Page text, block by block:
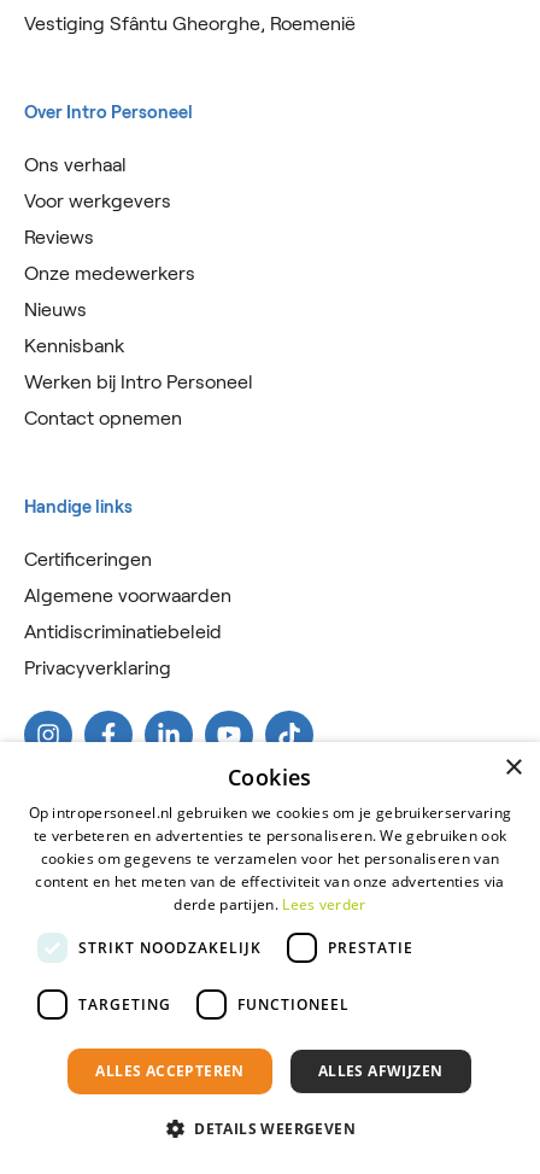
Vestiging Sfântu Gheorghe, Roemenië
Over Intro Personeel
Ons verhaal
Voor werkgevers
Reviews
Onze medewerkers
Nieuws
Kennisbank
Werken bij Intro Personeel
Contact opnemen
Handige links
Certificeringen
Algemene voorwaarden
Antidiscriminatiebeleid
Privacyverklaring
2026 © Intro Personeel
Certificeringen
Algemene voorwaarden
Privacyverklaring
Florys Groep
×
Cookies
Op intropersoneel.nl gebruiken we cookies om je gebruikerservaring
te verbeteren en advertenties te personaliseren. We gebruiken ook
cookies om gegevens te verzamelen voor het personaliseren van
content en het meten van de effectiviteit van onze advertenties via
derde partijen. Lees verder
STRIKT NOODZAKELIJK PRESTATIE
TARGETING FUNCTIONEEL
ALLES ACCEPTEREN ALLES AFWIJZEN
DETAILS WEERGEVEN